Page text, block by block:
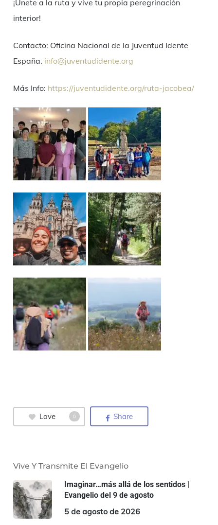
¡Únete a la ruta y vive tu propia peregrinación
interior!
Contacto: Oficina Nacional de la Juventud Idente
España. info@juventudidente.org
Más Info: https://juventudidente.org/ruta-jacobea/
Love 0 Share
Vive Y Transmite El Evangelio
Imaginar…más allá de los sentidos |
Evangelio del 9 de agosto
5 de agosto de 2026